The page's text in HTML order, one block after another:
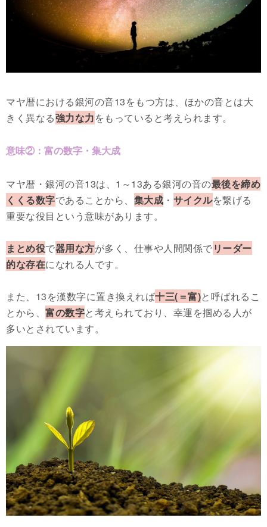
マヤ暦における銀河の音13をもつ方は、ほかの音とは大
きく異なる強力な力をもっていると考えられます。
意味②：富の数字・集大成
マヤ暦・銀河の音13は、1～13ある銀河の音の最後を締め
くくる数字であることから、 集大成 ・ サイクルを繋げる
重要な役目という意味があります。
まとめ役で器用な方が多く、仕事や人間関係でリーダー
的な存在になれる人です。
また、13を漢数字に置き換えれば十三(＝富)と呼ばれるこ
とから、 富の数字と考えられており、幸運を掴める人が
多いとされています。